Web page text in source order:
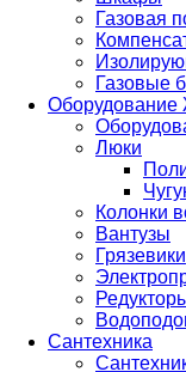
Газовая
Газовые
Люки
Колонки
Вантузы
Грязевики
Сантехника